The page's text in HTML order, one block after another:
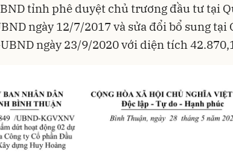
tỉnh phê duyệt chủ trương đầu tư tại
ngày 12/7/2017 và sửa đổi bổ sung tại
ngày 23/9/2020 với diện tích